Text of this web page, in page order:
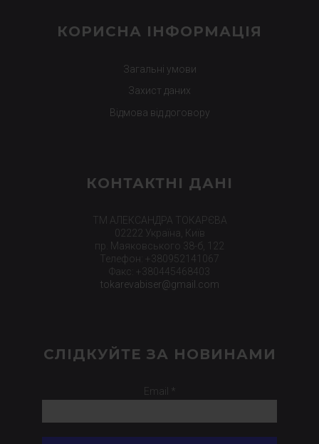
КОРИСНА ІНФОРМАЦІЯ
Загальні умови
Захист даних
Відмова від договору
КОНТАКТНІ ДАНІ
ТМ АЛЕКСАНДРА ТОКАРЄВА
02222 Україна, Київ
пр. Маяковського 38-б, 122
Телефон: +380952141067
Факс: +380445468403
tokarevabiser@gmail.com
СЛІДКУЙТЕ ЗА НОВИНАМИ
Email *